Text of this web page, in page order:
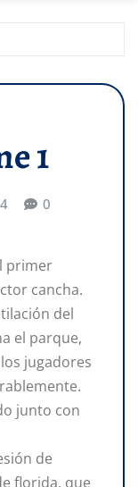
1
0
primer
cancha.
del
el parque,
jugadores
junto con
de
florida, que